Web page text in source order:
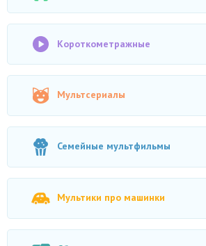
Короткометражные
Мультсериалы
Семейные мультфильмы
Мультики про машинки